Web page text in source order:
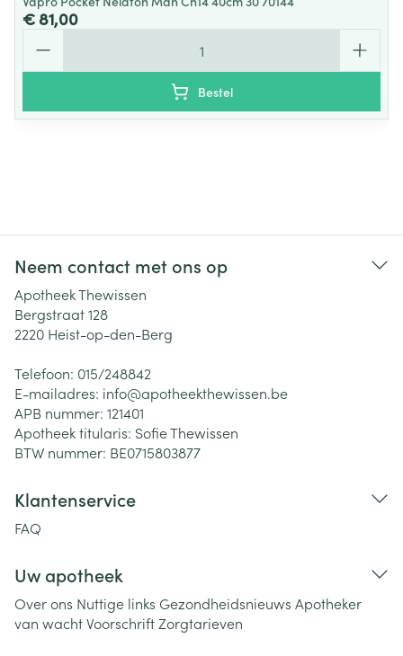
€ 81,00
Bestel
Neem contact met ons op
Apotheek Thewissen
Bergstraat 128
2220 Heist-op-den-Berg
Telefoon: 015/248842
E-mailadres: info@apotheekthewissen.be
APB nummer: 121401
Apotheek titularis: Sofie Thewissen
BTW nummer: BE0715803877
Klantenservice
FAQ
Uw apotheek
Over ons Nuttige links Gezondheidsnieuws Apotheker
van wachtVoorschriftZorgtarieven